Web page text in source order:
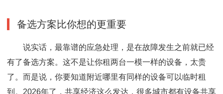
备选方案比你想的更重要
说实话，最靠谱的应急处理，是在故障发生之前就已经
有了备选方案。这不是让你租两台一模一样的设备，太贵
了。而是说，你要知道附近哪里有同样的设备可以临时租
到。2026年了，共享经济这么发达，很多城市都有设备共享